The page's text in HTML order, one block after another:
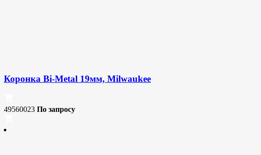
Коронка Bi-Metal 19мм, Milwaukee
49560023 По запросу